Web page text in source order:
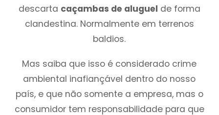
descarta caçambas de aluguel de forma
clandestina. Normalmente em terrenos
baldios.
Mas saiba que isso é considerado crime
ambiental inafiançável dentro do nosso
país, e que não somente a empresa, mas o
consumidor tem responsabilidade para que